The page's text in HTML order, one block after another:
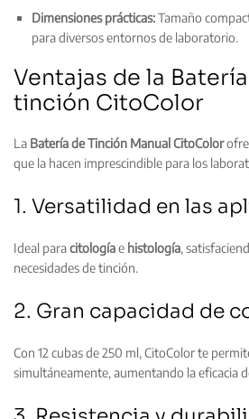
Dimensiones prácticas:Tamaño
para diversos entornos de laboratorio.
Ventajas de la
tinción CitoColor
La Batería de Tinción Manual CitoColor
que la hacen imprescindible para los
1. Versatilidad en las
Ideal paracitologíae histología,
necesidades de tinción.
2. Gran capacidad de
Con 12 cubas de 250 ml, CitoColor te
simultáneamente, aumentando la eficacia